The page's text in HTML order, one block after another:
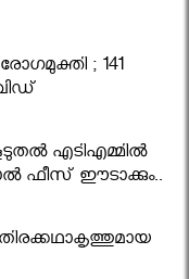
; 141
എടിഎമ്മിൽ
ഫീസ് ഈടാക്കും..